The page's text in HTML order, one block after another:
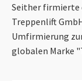
Seither firmierte
Treppenlift
Umfirmierung
globalen Marke